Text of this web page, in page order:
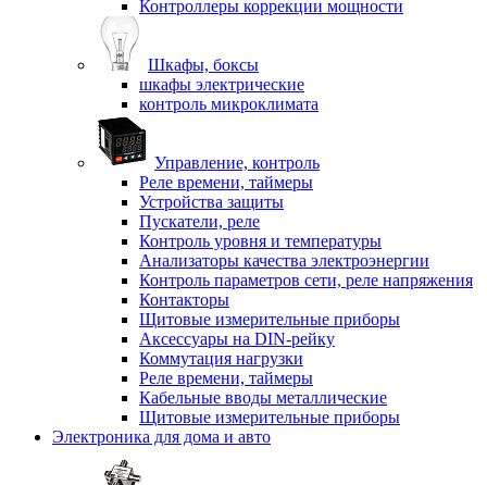
Контроллеры коррекции мощности
Шкафы, боксы
шкафы электрические
контроль микроклимата
Управление, контроль
Реле времени, таймеры
Устройства защиты
Пускатели, реле
Контроль уровня и температуры
Анализаторы качества электроэнергии
Контроль параметров сети, реле напряжения
Контакторы
Щитовые измерительные приборы
Аксессуары на DIN-рейку
Коммутация нагрузки
Реле времени, таймеры
Кабельные вводы металлические
Щитовые измерительные приборы
Электроника для дома и авто